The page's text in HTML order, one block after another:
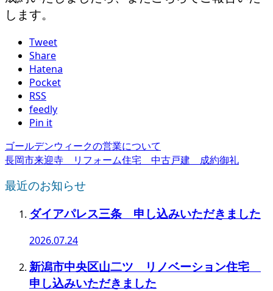
します。
Tweet
Share
Hatena
Pocket
RSS
feedly
Pin it
ゴールデンウィークの営業について
長岡市来迎寺 リフォーム住宅 中古戸建 成約御礼
最近のお知らせ
ダイアパレス三条 申し込みいただきました
2026.07.24
新潟市中央区山二ツ リノベーション住宅
申し込みいただきました